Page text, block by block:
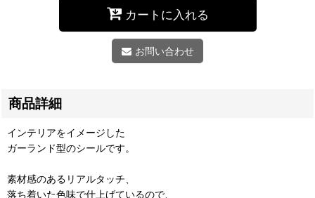
カートに入れる
お問い合わせ
商品詳細
インテリアをイメージした
ガーランド型のシールです。
素材感のあるリアルタッチ、
落ち着いた色味で仕上げているので、